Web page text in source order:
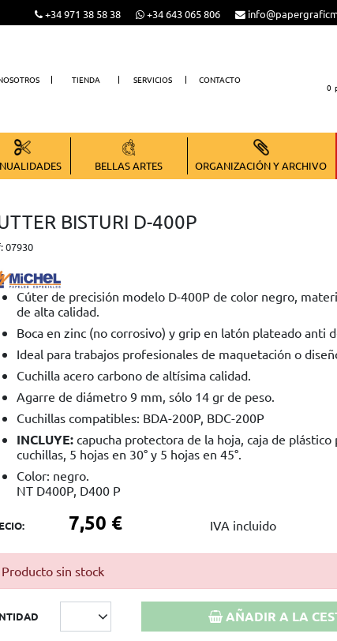
+34 971 38 58 38 +34 643 065 806
TIENDA SERVICIOS CONTACTO
0
VER CESTA
BELLAS ARTES ORGANIZACIÓN Y ARCHIVO
BISTURI D-400P
07930
Cúter de precisión modelo D-400P de color negro,
de alta calidad.
Boca en zinc (no corrosivo) y grip en latón plateado anti
Ideal para trabajos profesionales de maquetación o
Cuchilla acero carbono de altísima calidad.
Agarre de diámetro 9 mm, sólo 14 gr de peso.
Cuchillas compatibles: BDA-200P, BDC-200P
INCLUYE: capucha protectora de la hoja, caja de plástico
cuchillas, 5 hojas en 30° y 5 hojas en 45°.
Color: negro.
NT D400P, D400 P
7,50 € IVA incluido
Producto sin stock
AÑADIR A LA